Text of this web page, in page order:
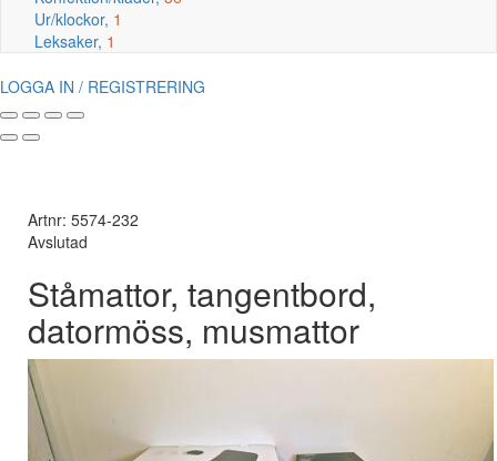
Ur/klockor, 1
Leksaker, 1
LOGGA IN / REGISTRERING
Artnr: 5574-232
Avslutad
Ståmattor, tangentbord,
datormöss, musmattor